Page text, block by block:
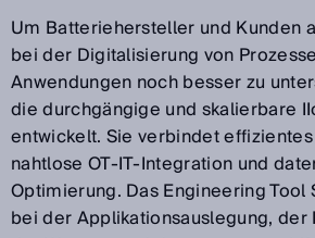
Um Batteriehersteller und Kunden
bei der Digitalisierung von
Anwendungen noch besser zu
die durchgängige und skalierbare
entwickelt. Sie verbindet
nahtlose OT-IT-Integration und
Optimierung. Das Engineering
bei der Applikationsauslegung,